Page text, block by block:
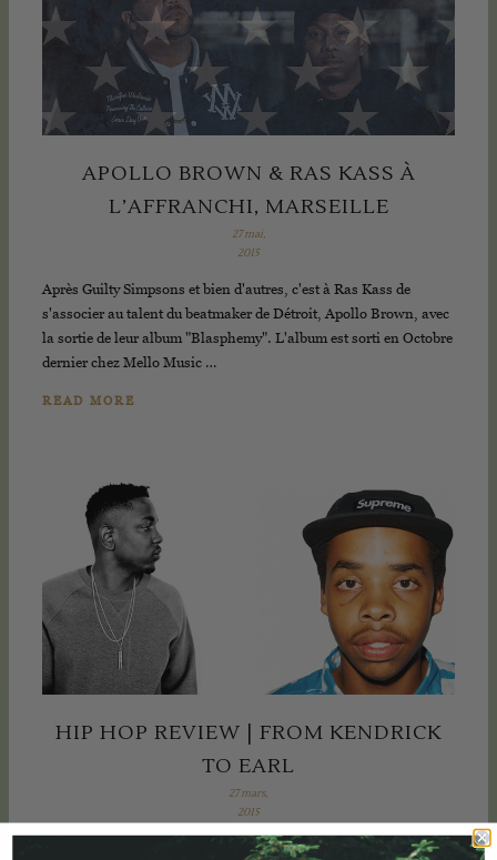
APOLLO BROWN & RAS KASS À
L’AFFRANCHI, MARSEILLE
27 mai,
2015
Après Guilty Simpsons et bien d'autres, c'est à Ras Kass de
s'associer au talent du beatmaker de Détroit, Apollo Brown, avec
la sortie de leur album "Blasphemy". L'album est sorti en Octobre
dernier chez Mello Music …
READ MORE
HIP HOP REVIEW | FROM KENDRICK
TO EARL
27 mars,
2015
Si vous suivez l'actualité Hip Hop, vous n'aurez pas manqué les